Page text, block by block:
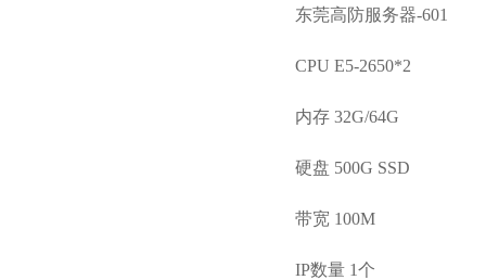
东莞高防服务器-601
CPU E5-2650*2
内存 32G/64G
硬盘 500G SSD
带宽 100M
IP数量 1个